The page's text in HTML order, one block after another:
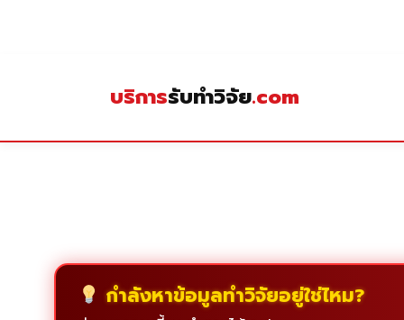
บริการรับทำวิจัย.com
กำลังหาข้อมูลทำวิจัยอยู่ใช่ไหม?